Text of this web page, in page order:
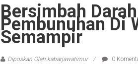
Bersimbah
Pembunuhan Di
Semampir
Diposkan Oleh:kabarjawatimur 0